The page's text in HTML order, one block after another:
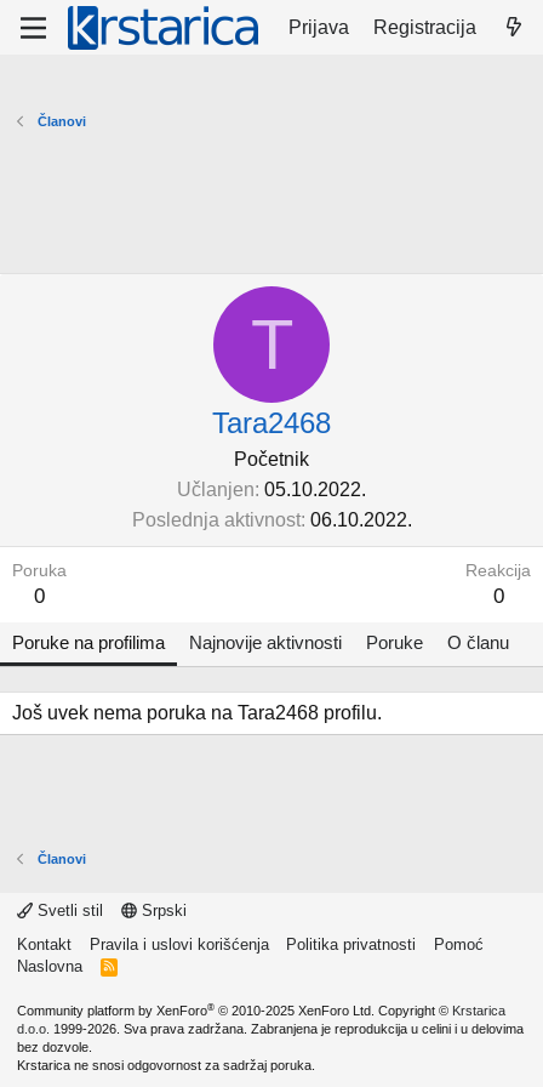
Prijava Registracija
Članovi
T
Tara2468
Početnik
Učlanjen 05.10.2022.
Poslednja aktivnost 06.10.2022.
Poruka
0
Reakcija
0
Poruke na profilima Najnovije aktivnosti Poruke O članu
Još uvek nema poruka na Tara2468 profilu.
Članovi
Svetli stil
Srpski
Kontakt
Pravila i uslovi korišćenja Politika privatnosti
Pomoć
Naslovna
R
Community platform by XenForo® © 2010-2025 XenForo Ltd. Copyright © Krstarica
d.o.o. 1999-2026. Sva prava zadržana. Zabranjena je reprodukcija u celini i u delovima
bez dozvole.
Krstarica ne snosi odgovornost za sadržaj poruka.